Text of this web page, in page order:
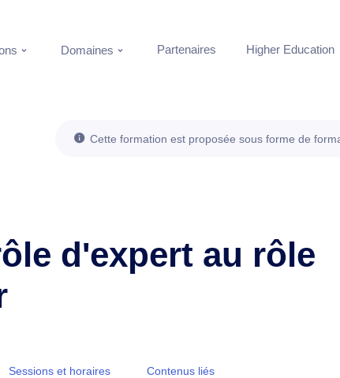
Domaines Partenaires Higher Education
Cette formation est proposée sous forme de
d'expert au rôle
Sessions et horaires Contenus liés